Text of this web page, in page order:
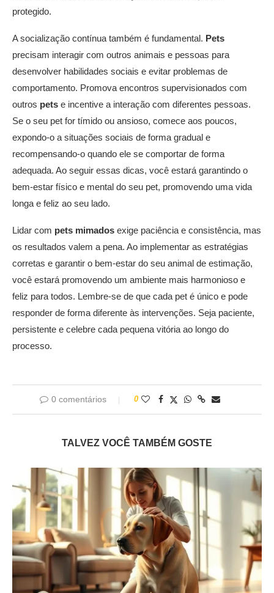
protegido.
A socialização contínua também é fundamental. Pets
precisam interagir com outros animais e pessoas para
desenvolver habilidades sociais e evitar problemas de
comportamento. Promova encontros supervisionados com
outros pets e incentive a interação com diferentes pessoas.
Se o seu pet for tímido ou ansioso, comece aos poucos,
expondo-o a situações sociais de forma gradual e
recompensando-o quando ele se comportar de forma
adequada. Ao seguir essas dicas, você estará garantindo o
bem-estar físico e mental do seu pet, promovendo uma vida
longa e feliz ao seu lado.
Lidar com pets mimados exige paciência e consistência, mas
os resultados valem a pena. Ao implementar as estratégias
corretas e garantir o bem-estar do seu animal de estimação,
você estará promovendo um ambiente mais harmonioso e
feliz para todos. Lembre-se de que cada pet é único e pode
responder de forma diferente às intervenções. Seja paciente,
persistente e celebre cada pequena vitória ao longo do
processo.
0 comentários 0
TALVEZ VOCÊ TAMBÉM GOSTE